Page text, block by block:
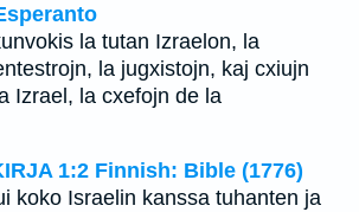
la tutan Izraelon, la
la jugxistojn, kaj cxiujn
Izrael, la cxefojn de la
1:2 Finnish: Bible (1776)
koko Israelin kanssa tuhanten ja